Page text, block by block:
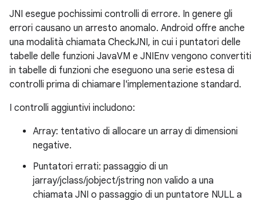
JNI esegue pochissimi controlli di errore. In genere gli
errori causano un arresto anomalo. Android offre anche
una modalità chiamata CheckJNI, in cui i puntatori delle
tabelle delle funzioni JavaVM e JNIEnv vengono convertiti
in tabelle di funzioni che eseguono una serie estesa di
controlli prima di chiamare l'implementazione standard.
I controlli aggiuntivi includono:
Array: tentativo di allocare un array di dimensioni
negative.
Puntatori errati: passaggio di un
jarray/jclass/jobject/jstring non valido a una
chiamata JNI o passaggio di un puntatore NULL a